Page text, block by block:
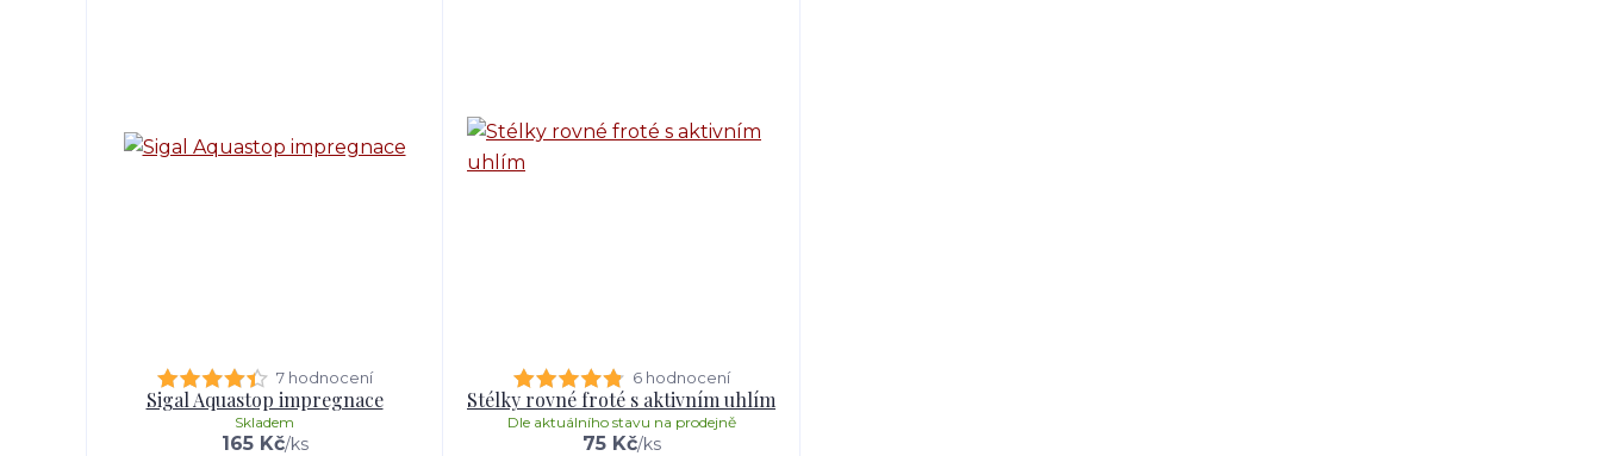
7 hodnocení
Sigal Aquastop impregnace
165 Kč/ks
Skladem
6 hodnocení
Stélky rovné froté s aktivním uhlím
75 Kč/ks
Dle aktuálního stavu na prodejně